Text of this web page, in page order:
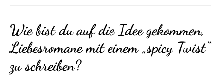
Wie bist du auf die Idee gekommen,
Liebesromane mit einem „spicy Twist“
zu schreiben?